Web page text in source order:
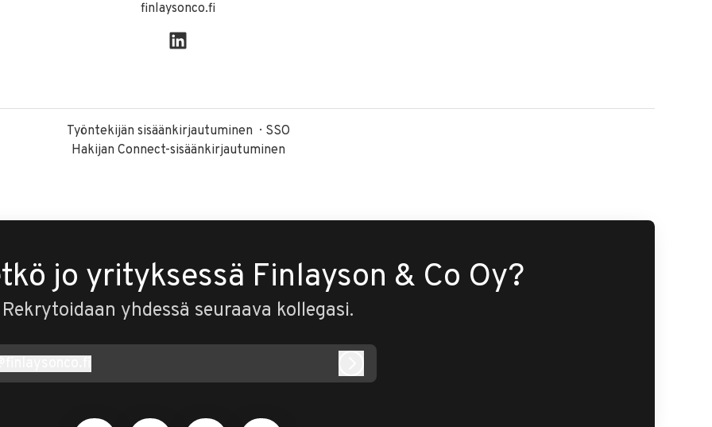
finlaysonco.fi
Työntekijän sisäänkirjautuminen
SSO
Hakijan Connect-sisäänkirjautuminen
jo yrityksessä Finlayson & Co Oy?
Rekrytoidaan yhdessä seuraava kollegasi.